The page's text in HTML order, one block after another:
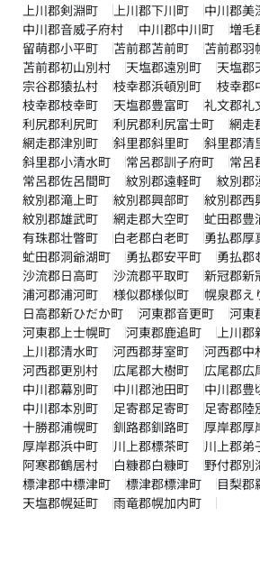
上川郡剣淵町
上川郡下川町
中川郡美
中川郡音威子府村
中川郡中川町
増毛
留萌郡小平町
苫前郡苫前町
苫前郡羽
苫前郡初山別村
天塩郡遠別町
天塩郡
宗谷郡猿払村
枝幸郡浜頓別町
枝幸郡
枝幸郡枝幸町
天塩郡豊富町
礼文郡礼
利尻郡利尻町
利尻郡利尻富士町
網走
網走郡津別町
斜里郡斜里町
斜里郡清
斜里郡小清水町
常呂郡訓子府町
常呂
常呂郡佐呂間町
紋別郡遠軽町
紋別郡
紋別郡滝上町
紋別郡興部町
紋別郡西
紋別郡雄武町
網走郡大空町
虻田郡豊
有珠郡壮瞥町
白老郡白老町
勇払郡厚
虻田郡洞爺湖町
勇払郡安平町
勇払郡
沙流郡日高町
沙流郡平取町
新冠郡新
浦河郡浦河町
様似郡様似町
幌泉郡え
日高郡新ひだか町
河東郡音更町
河東
河東郡上士幌町
河東郡鹿追町
上川郡
上川郡清水町
河西郡芽室町
河西郡中
河西郡更別村
広尾郡大樹町
広尾郡広
中川郡幕別町
中川郡池田町
中川郡豊
中川郡本別町
足寄郡足寄町
足寄郡陸
十勝郡浦幌町
釧路郡釧路町
厚岸郡厚
厚岸郡浜中町
川上郡標茶町
川上郡弟
阿寒郡鶴居村
白糠郡白糠町
野付郡別
標津郡中標津町
標津郡標津町
目梨郡
天塩郡幌延町
雨竜郡幌加内町